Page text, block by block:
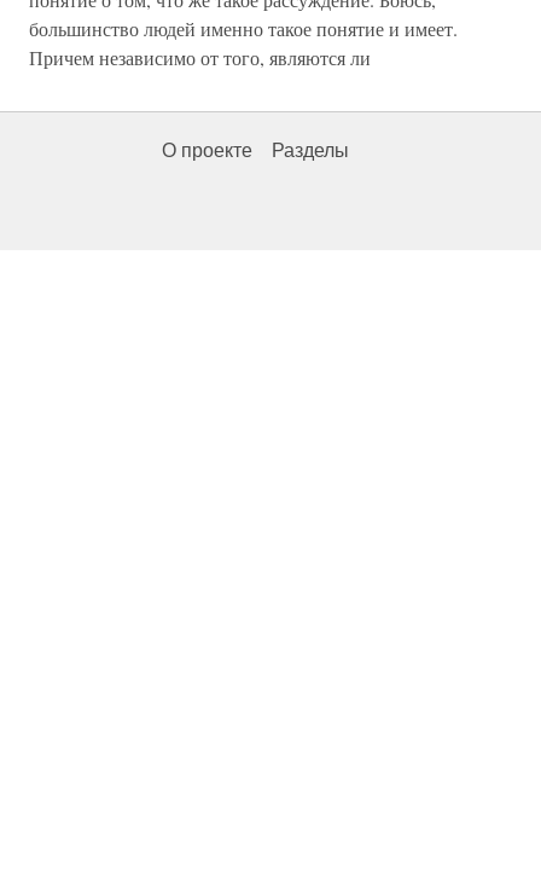
большинство людей именно такое понятие и имеет.
Причем независимо от того, являются ли
О проекте Разделы